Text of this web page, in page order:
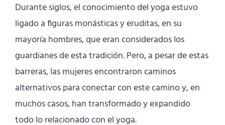
Durante siglos, el conocimiento del yoga estuvo
ligado a figuras monásticas y eruditas, en su
mayoría hombres, que eran considerados los
guardianes de esta tradición. Pero, a pesar de estas
barreras, las mujeres encontraron caminos
alternativos para conectar con este camino y, en
muchos casos, han transformado y expandido
todo lo relacionado con el yoga.